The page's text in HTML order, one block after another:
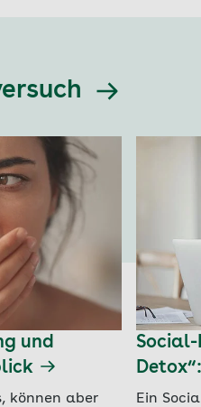
und
können aber
Ein